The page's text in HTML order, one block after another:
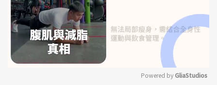
Powered by GliaStudios